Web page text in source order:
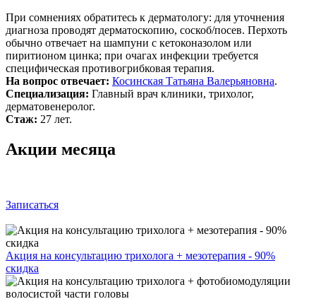
При сомнениях обратитесь к дерматологу: для уточнения
диагноза проводят дерматоскопию, соскоб/посев. Перхоть
обычно отвечает на шампуни с кетоконазолом или
пиритионом цинка; при очагах инфекции требуется
специфическая противогрибковая терапия.
На вопрос отвечает: Косинская Татьяна Валерьяновна.
Специализация: Главный врач клиники, трихолог,
дерматовенеролог.
Стаж: 27 лет.
Акции месяца
Записаться
Акция на консультацию трихолога + мезотерапия - 90%
скидка